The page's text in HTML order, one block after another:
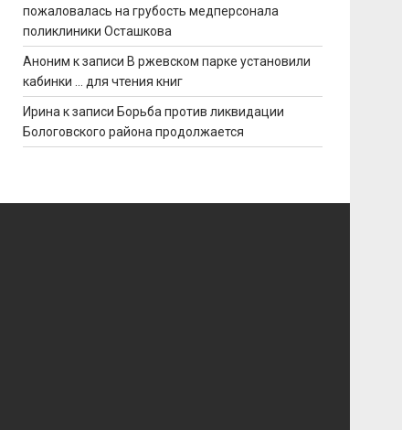
пожаловалась на грубость медперсонала
поликлиники Осташкова
Аноним к записи В ржевском парке установили
кабинки … для чтения книг
Ирина к записи Борьба против ликвидации
Бологовского района продолжается